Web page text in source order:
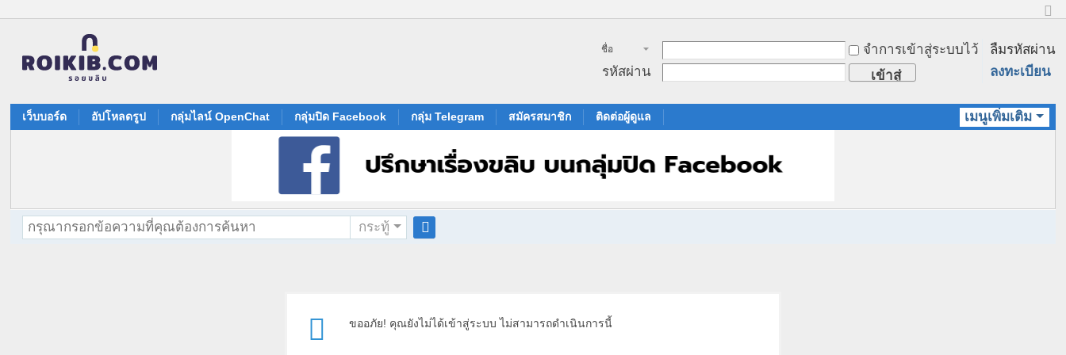
า
ด
ติ
ชื่อ
สมาชิก
จำการเข้าสู่ระบบไว้
ลืมรหัสผ่าน
รหัสผ่าน
เข้าสู่
ลงทะเบียน
เมนูเพิ่มเติม
เว็บบอร์ด อัปโหลดรูป กลุ่มไลน์ OpenChat กลุ่มปิด Facebook กลุ่ม Telegram สมัครสมาชิก ติดต่อผู้ดูแล
กระทู้
า
ขออภัย! คุณยังไม่ได้เข้าสู่ระบบ ไม่สามารถดำเนินการนี้